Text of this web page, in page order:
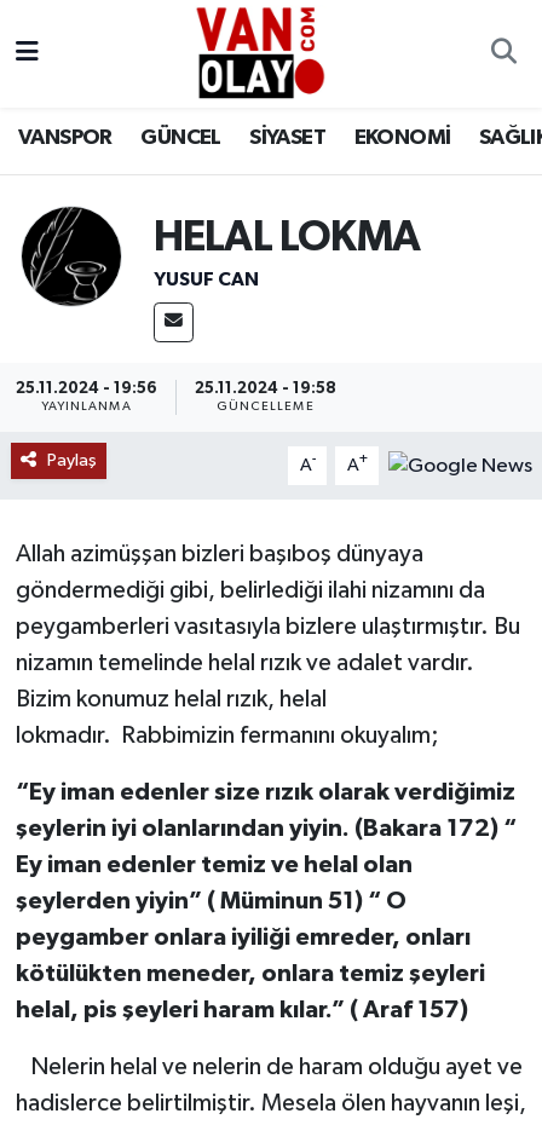
VANSPOR GÜNCEL SİYASET EKONOMİ
HELAL LOKMA
YUSUF CAN
25.11.2024 - 19:56
YAYINLANMA
25.11.2024 - 19:58
GÜNCELLEME
Paylaş A- A+
Allah azimüşşan bizleri başıboş dünyaya
göndermediği gibi, belirlediği ilahi nizamını da
peygamberleri vasıtasıyla bizlere ulaştırmıştır. Bu
nizamın temelinde helal rızık ve adalet vardır.
Bizim konumuz helal rızık, helal
lokmadır. Rabbimizin fermanını okuyalım;
“Ey iman edenler size rızık olarak verdiğimiz
şeylerin iyi olanlarından yiyin. (Bakara 172) “
Ey iman edenler temiz ve helal olan
şeylerden yiyin” ( Müminun 51) “ O
peygamber onlara iyiliği emreder, onları
kötülükten meneder, onlara temiz şeyleri
helal, pis şeyleri haram kılar.” ( Araf 157)
Nelerin helal ve nelerin de haram olduğu ayet ve
hadislerce belirtilmiştir. Mesela ölen hayvanın leşi,
Siyaset
Ekonomi
Eğitim
Bilim & Teknoloji
RESMİ İLANLAR
Van Nöbetçi Eczaneler
Van Namaz Vakitleri
Van Trafik Yoğunluk Haritası
Süper Lig Puan Durumu ve Fikstür
Tüm Manşetler
Son Dakika Haberleri